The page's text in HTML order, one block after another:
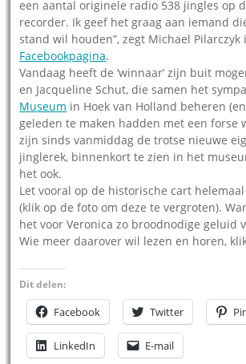
een aantal originele radio 538 jingles op
recorder. Ik geef het graag aan iemand
stand wil houden”, zegt Michael
Facebookpagina.
Vandaag heeft de ‘winnaar’ zijn buit
en Jacqueline Schut, die samen het
Museum in Hoek van Holland beheren
geleden te maken hadden met een forse
zijn sinds vanmiddag de trotse nieuwe
jinglerek, binnenkort te zien in het
het ook.
Let vooral op de historische cart
(klik op de foto om deze te vergroten).
het voor Veronica zo broodnodige geluid
Wie meer daarover wil lezen en horen,
Dit delen:
Facebook Twitter
LinkedIn E-mail